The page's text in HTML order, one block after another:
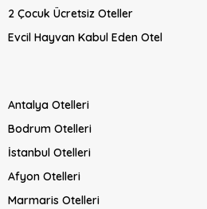
2 Çocuk Ücretsiz Oteller
Evcil Hayvan Kabul Eden Otel
Antalya Otelleri
Bodrum Otelleri
İstanbul Otelleri
Afyon Otelleri
Marmaris Otelleri